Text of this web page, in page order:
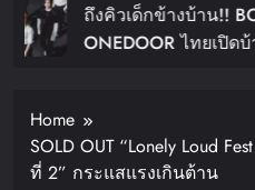
ถึงคิวเด็กข้างบ้าน!!
ONEDOOR ไทยเปิดบ้า
Home
SOLD OUT “Lonely Loud
ที่ 2” กระแสแรงเกินต้าน